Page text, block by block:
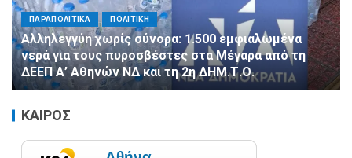
ΠΑΡΑΠΟΛΙΤΙΚΑ ΠΟΛΙΤΙΚΗ
Αλληλεγγύη χωρίς σύνορα: 1.500 εμφιαλωμένα
νερά για τους πυροσβέστες στα Μέγαρα από τη
ΔΕΕΠ Α’ Αθηνών ΝΔ και τη 2η ΔΗΜ.Τ.Ο.
ΚΑΙΡΟΣ